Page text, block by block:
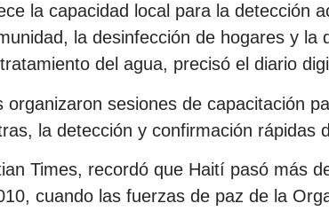
la capacidad local para la detección
la desinfección de hogares y la
del agua, precisó el diario
organizaron sesiones de capacitación
la detección y confirmación rápidas
Times, recordó que Haití pasó más
cuando las fuerzas de paz de la